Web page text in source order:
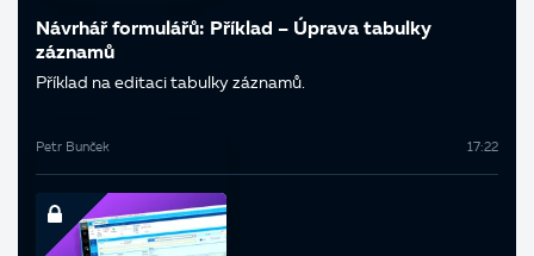
Návrhář formulářů: Příklad – Úprava tabulky
záznamů
Příklad na editaci tabulky záznamů.
Petr Bunček 17:22